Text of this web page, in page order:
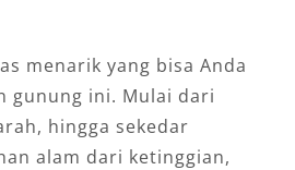
menarik yang bisa Anda
gunung ini. Mulai dari
hingga sekedar
alam dari ketinggian,